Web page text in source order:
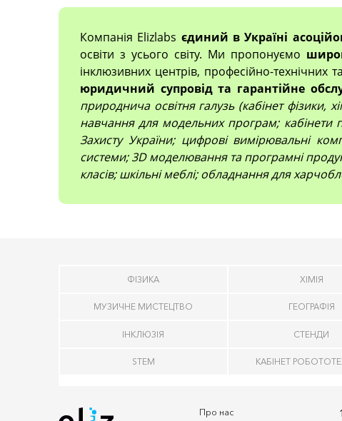
Компанія Elizlabs єдиний в Україні
освіти з усього світу. Ми пропонуємо
інклюзивних центрів, професійно-технічних
юридичний супровід та гарантійне
природнича освітня галузь (кабінет фізики,
навчання для модельних програм; кабінети
Захисту України; цифрові вимірювальні
системи; 3D моделювання та програмні
класів; шкільні меблі; обладнання для
ФІЗИКА ХІМІЯ
МУЗИЧНЕ МИСТЕЦТВО ГЕОГРАФІЯ
ІНКЛЮЗІЯ СТЕНДИ
STEM КАБІНЕТ
Про нас